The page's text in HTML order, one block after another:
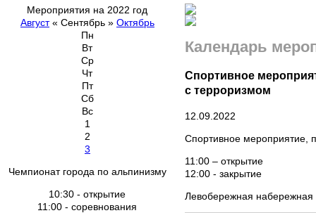
Мероприятия на 2022 год
Август« Сентябрь » Октябрь
Пн
Вт
Ср
Чт
Пт
Сб
Вс
1
2
3
Чемпионат города по альпинизму
10:30 - открытие
11:00 - соревнования
Календарь
Спортивное
с терроризмом
12.09.2022
Спортивное мероприятие,
11:00 – открытие
12:00 - закрытие
Левобережная набережная